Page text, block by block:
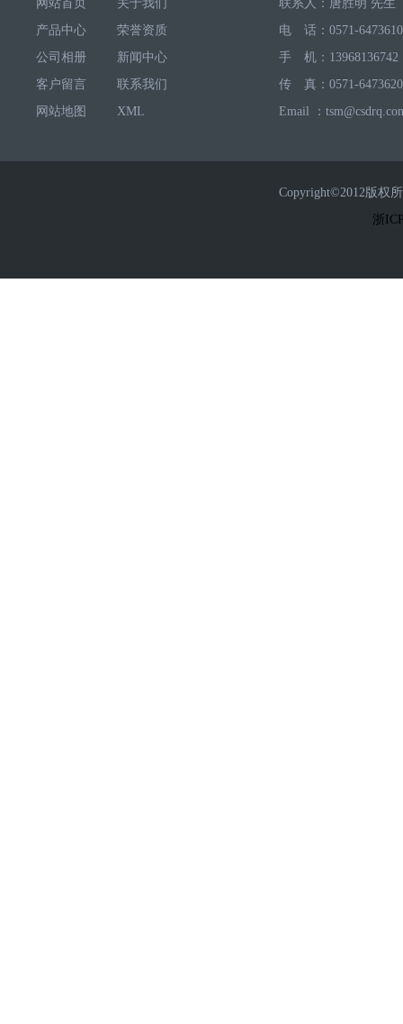
网站首页
关于我们
产品中心
荣誉资质
公司相册
新闻中心
客户留言
联系我们
网站地图
XML
联系人：唐胜明 先生
电 话：0571-
手 机：13968136742
传 真：0571-
Email ：
Copyright©2012版权
浙